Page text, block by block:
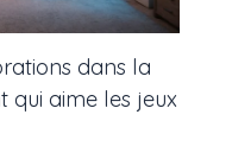
dans la
qui aime les jeux